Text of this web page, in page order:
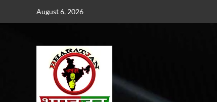
August 6, 2026